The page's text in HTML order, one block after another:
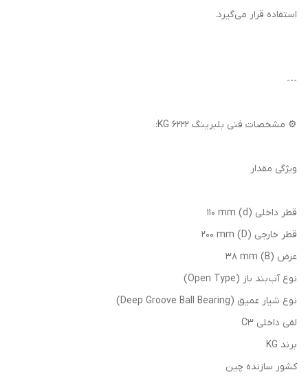
استفاده قرار می‌گیرد.
---
⚙️ مشخصات فنی بلبرینگ 6222 KG:
ویژگی مقدار
قطر داخلی (d) 110 mm
قطر خارجی (D) 200 mm
عرض (B) 38 mm
نوع آب‌بند باز (Open Type)
نوع شیار عمیق (Deep Groove Ball Bearing)
لقی داخلی C3
برند KG
کشور سازنده چین